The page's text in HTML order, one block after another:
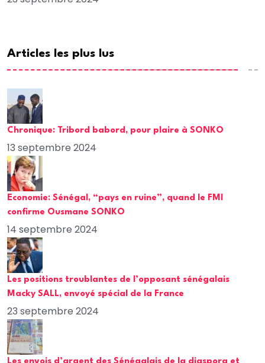
Articles les plus lus
Chronique: Tribord babord, pour plaire à SONKO
13 septembre 2024
Economie: Sénégal, “pays en ruine”, quand le FMI
confirme Ousmane SONKO
14 septembre 2024
Les positions troublantes de l’opposant sénégalais
Macky SALL, envoyé spécial de la France
23 septembre 2024